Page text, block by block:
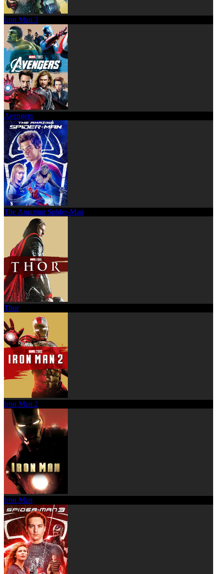
Iron Man 3
Avengers
The Amazing Spider-Man
Thor
Iron Man 2
Iron Man